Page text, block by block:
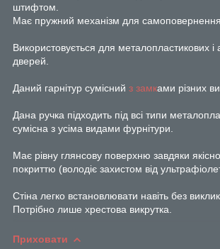
штифтом.
Має пружний механізм для самоповернення
Використовується для металопластикових і
дверей.
Даний гарнітур сумісний з замками різних
Дана ручка підходить під всі типи
сумісна з усіма видами фурнітури.
Має рівну глянсову поверхню завдяки
покриттю (володіє захистом від
Стіна легко встановлювати навіть без
Потрібно лише хрестова викрутка.
Приховати